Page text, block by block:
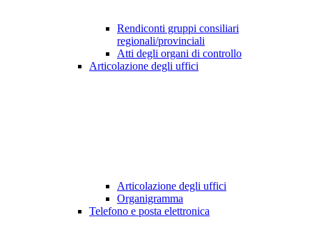
Rendiconti gruppi consiliari
regionali/provinciali
Atti degli organi di controllo
Articolazione degli uffici
Articolazione degli uffici
Organigramma
Telefono e posta elettronica